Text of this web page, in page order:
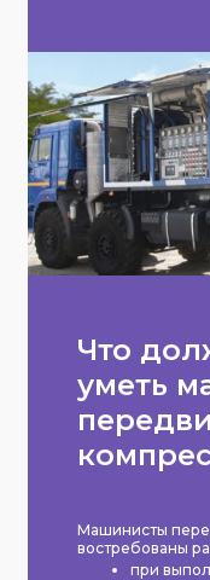
Что
уметь
Машинисты
востребованы
при